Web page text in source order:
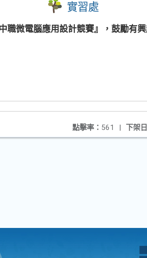
實習處
職微電腦應用設計競賽』，鼓勵有
下架
點擊率： 561 |